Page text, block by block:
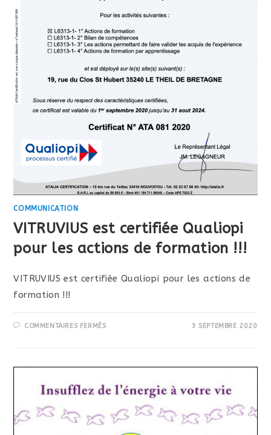
COMMUNICATION
VITRUVIUS est certifiée Qualiopi
pour les actions de formation !!!
VITRUVIUS est certifiée Qualiopi pour les actions de
formation !!!
COMMENTAIRES FERMÉSSUR
POUR
DE
FORMATION
3 SEPTEMBRE 2020